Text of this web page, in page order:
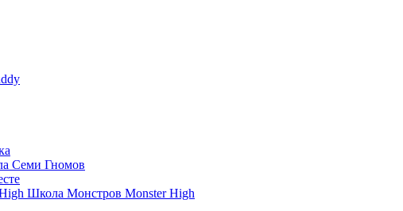
Семи Гномов
Школа Монстров Monster High